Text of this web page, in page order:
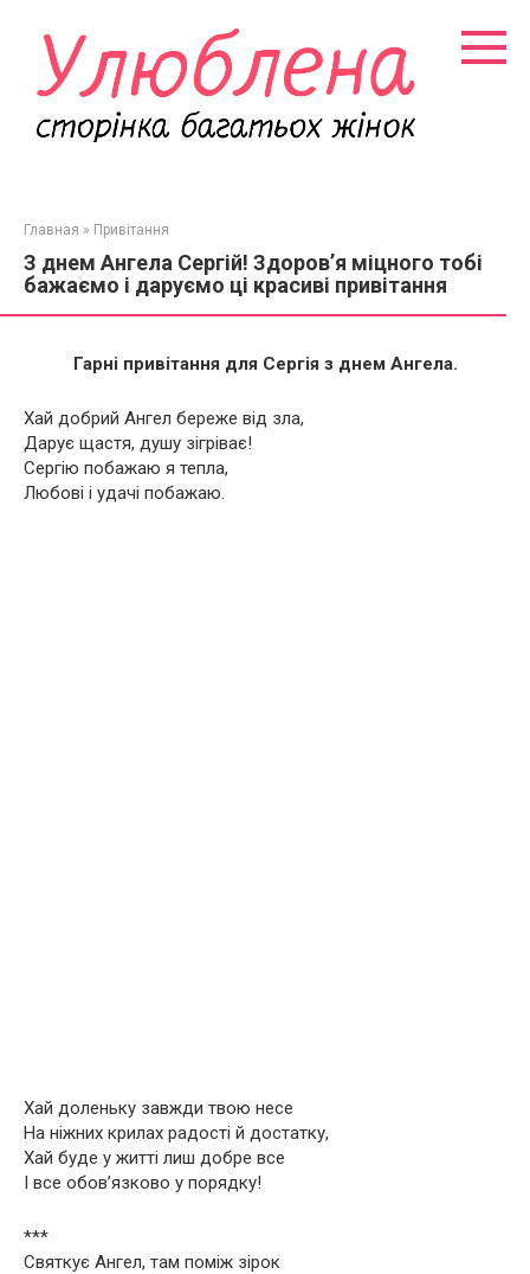
контенту
Главная » Привітання
З днем Ангела Сергій! Здоров’я міцного тобі
бажаємо і даруємо ці красиві привітання
Гарні привітання для Сергія з днем Ангела.
Хай добрий Ангел береже від зла,
Дарує щастя, душу зігріває!
Сергію побажаю я тепла,
Любові і удачі побажаю.
Хай доленьку завжди твою несе
На ніжних крилах радості й достатку,
Хай буде у житті лиш добре все
І все обов’язково у порядку!
***
Святкує Ангел, там поміж зірок